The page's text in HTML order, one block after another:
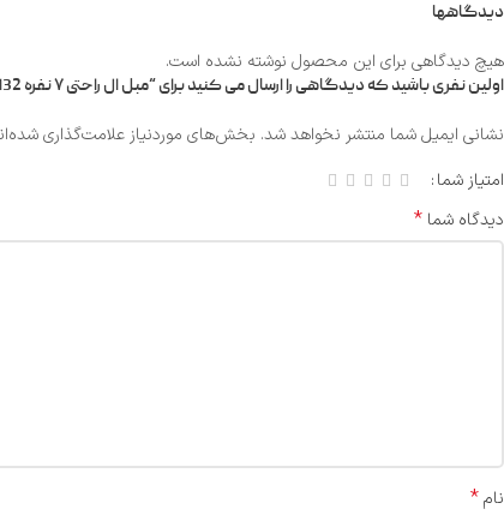
دیدگاهها
هیچ دیدگاهی برای این محصول نوشته نشده است.
اولین نفری باشید که دیدگاهی را ارسال می کنید برای “مبل ال راحتی ۷ نفره Luxurysofa-132”
نشانی ایمیل شما منتشر نخواهد شد. بخش‌های موردنیاز علامت‌گذاری
امتیاز شما
دیدگاه شما *
نام*